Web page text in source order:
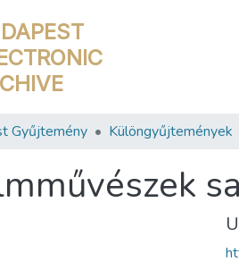
Gyűjtemény Különgyűjtemények